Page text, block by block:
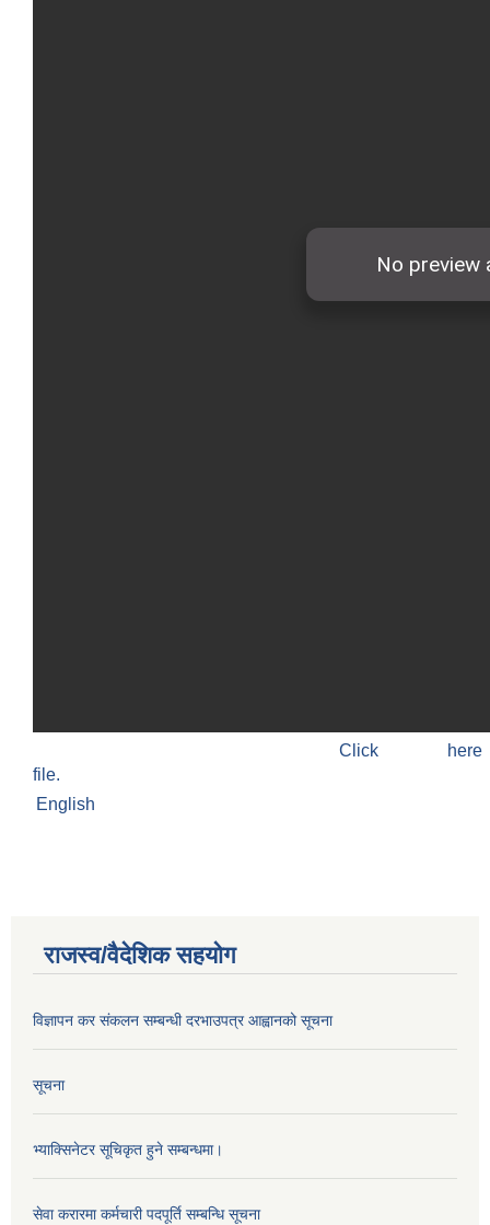
Click
file.
English
राजस्व/वैदेशिक सहयोग
विज्ञापन कर संकलन सम्बन्धी दरभाउपत्र आह्वानको सूचना
सूचना
भ्याक्सिनेटर सूचिकृत हुने सम्बन्धमा।
सेवा करारमा कर्मचारी पदपूर्ति सम्बन्धि सूचना